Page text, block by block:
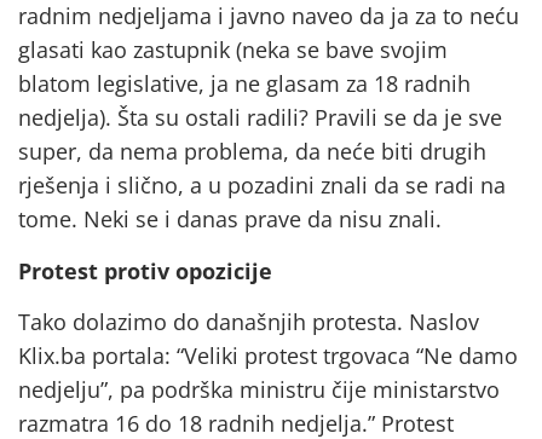
radnim nedjeljama i javno naveo da ja za to neću
glasati kao zastupnik (neka se bave svojim
blatom legislative, ja ne glasam za 18 radnih
nedjelja). Šta su ostali radili? Pravili se da je sve
super, da nema problema, da neće biti drugih
rješenja i slično, a u pozadini znali da se radi na
tome. Neki se i danas prave da nisu znali.
Protest protiv opozicije
Tako dolazimo do današnjih protesta. Naslov
Klix.ba portala: “Veliki protest trgovaca “Ne damo
nedjelju”, pa podrška ministru čije ministarstvo
razmatra 16 do 18 radnih nedjelja.” Protest